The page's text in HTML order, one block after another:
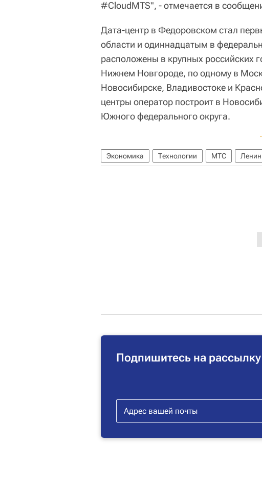
#CloudМТS", - отмечается в
Дата-центр в Федоровском стал
области и одиннадцатым в
расположены в крупных российских
Нижнем Новгороде, по одному в
Новосибирске, Владивостоке и
центры оператор построит в
Южного федерального округа.
Экономика Технологии МТС
Подпишитесь на